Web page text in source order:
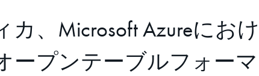
、Microsoft Azureにおけ
ープンテーブルフォー